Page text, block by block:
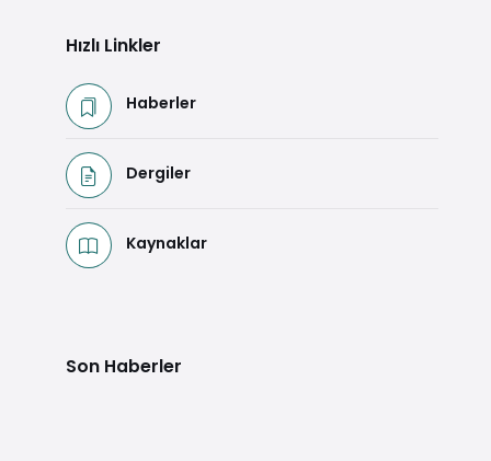
Hızlı Linkler
Haberler
Dergiler
Kaynaklar
Son Haberler